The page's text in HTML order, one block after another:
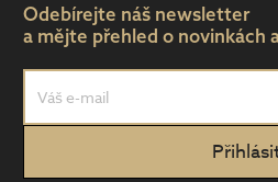
Odebírejte náš newsletter
a mějte přehled o novinkách